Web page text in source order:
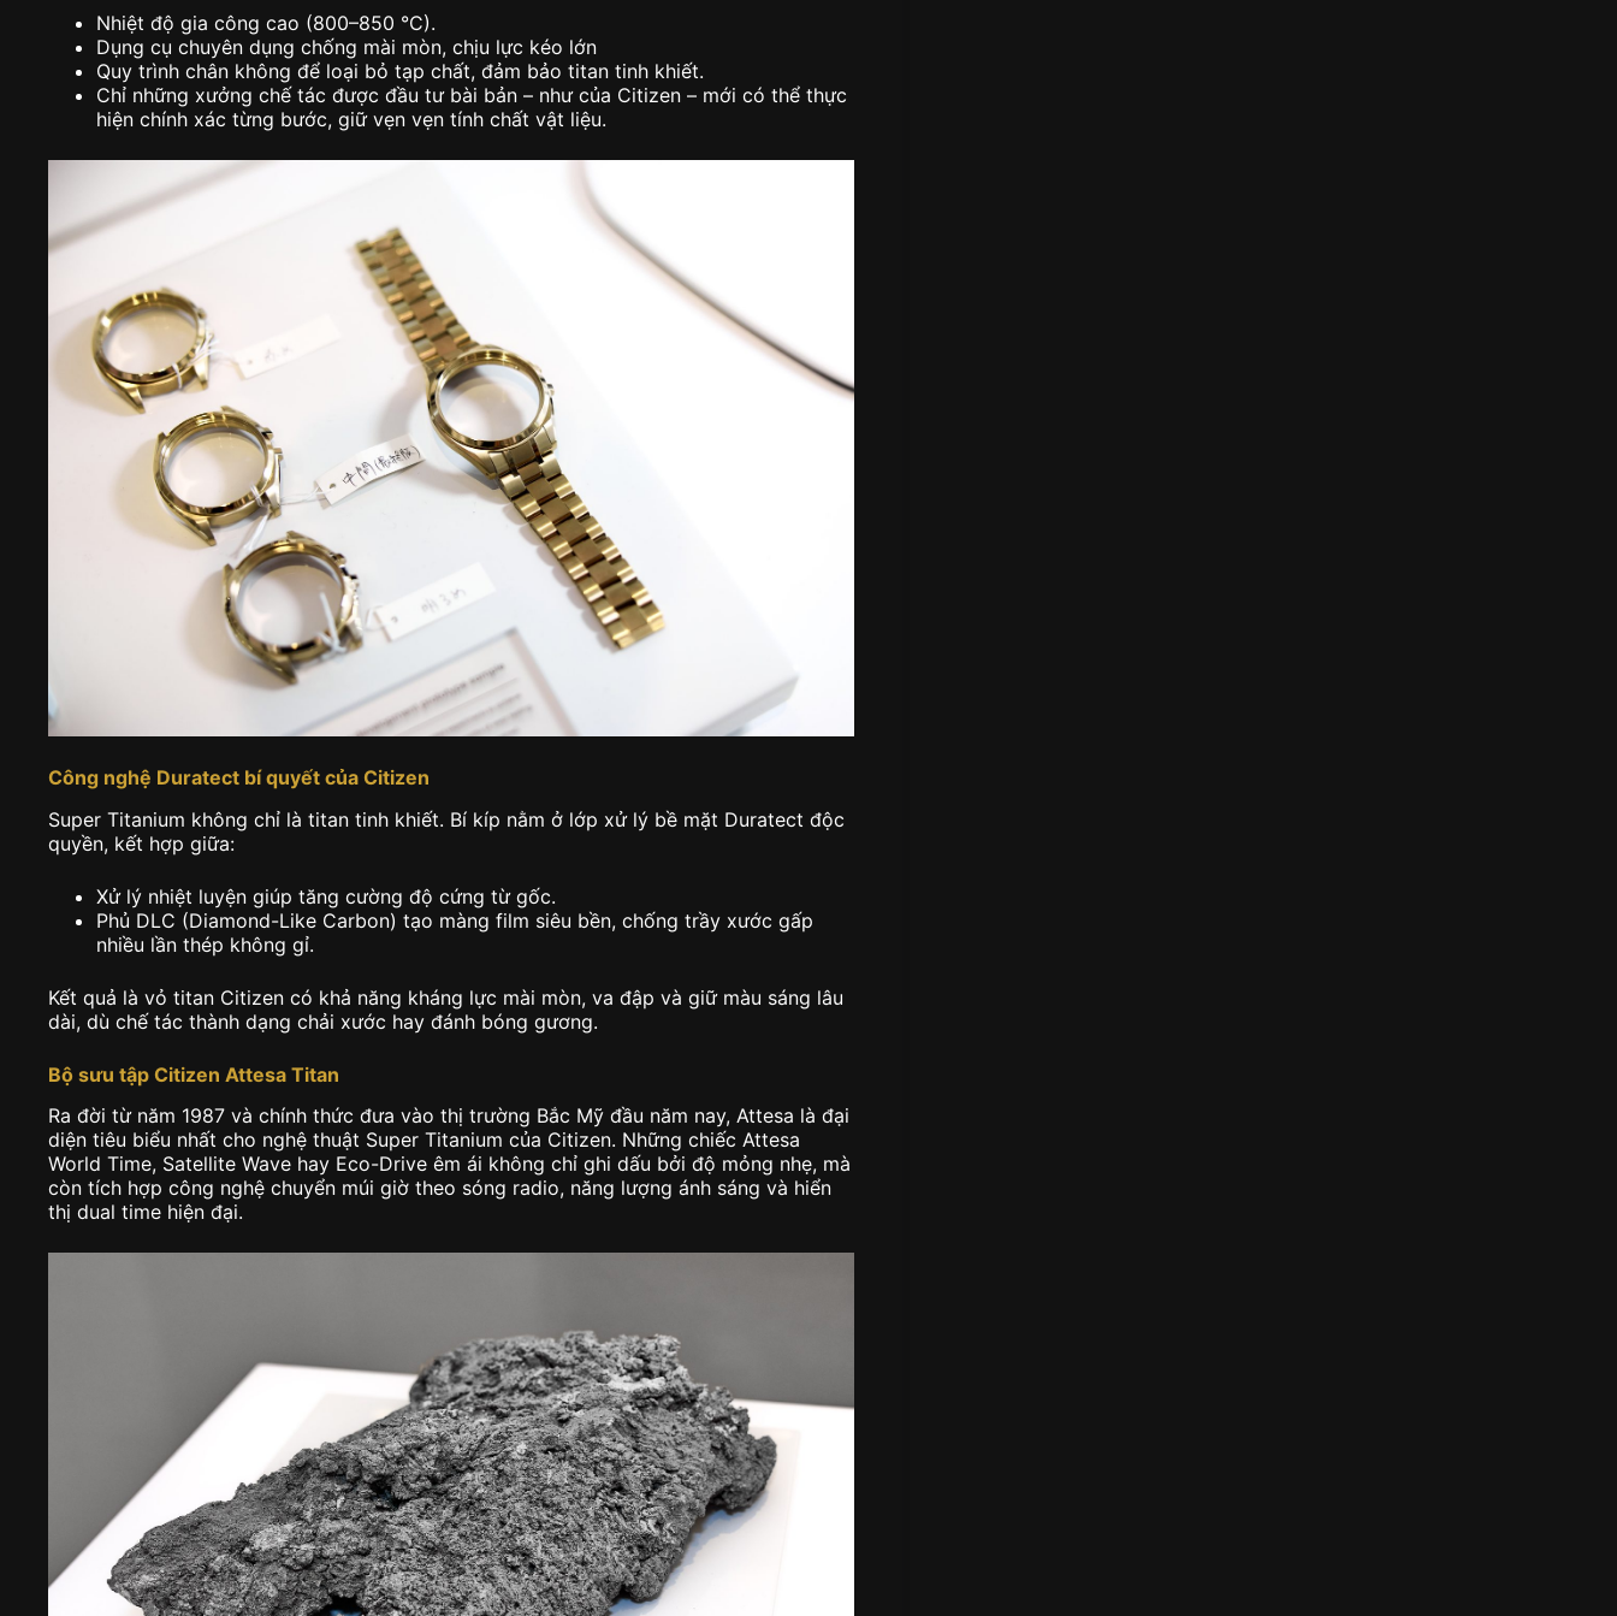
Nhiệt độ gia công cao (800–850 °C).
Dụng cụ chuyên dụng chống mài mòn, chịu lực kéo lớn
Quy trình chân không để loại bỏ tạp chất, đảm bảo titan tinh khiết.
Chỉ những xưởng chế tác được đầu tư bài bản – như của Citizen – mới có thể thực
hiện chính xác từng bước, giữ vẹn vẹn tính chất vật liệu.
Công nghệ Duratect bí quyết của Citizen
Super Titanium không chỉ là titan tinh khiết. Bí kíp nằm ở lớp xử lý bề mặt Duratect độc
quyền, kết hợp giữa:
Xử lý nhiệt luyện giúp tăng cường độ cứng từ gốc.
Phủ DLC (Diamond-Like Carbon) tạo màng film siêu bền, chống trầy xước gấp
nhiều lần thép không gỉ.
Kết quả là vỏ titan Citizen có khả năng kháng lực mài mòn, va đập và giữ màu sáng lâu
dài, dù chế tác thành dạng chải xước hay đánh bóng gương.
Bộ sưu tập Citizen Attesa Titan
Ra đời từ năm 1987 và chính thức đưa vào thị trường Bắc Mỹ đầu năm nay, Attesa là đại
diện tiêu biểu nhất cho nghệ thuật Super Titanium của Citizen. Những chiếc Attesa
World Time, Satellite Wave hay Eco-Drive êm ái không chỉ ghi dấu bởi độ mỏng nhẹ, mà
còn tích hợp công nghệ chuyển múi giờ theo sóng radio, năng lượng ánh sáng và hiển
thị dual time hiện đại.